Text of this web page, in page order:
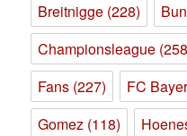
Breitnigge (228)
Championsleague
Fans (227) FC
Gomez (118)